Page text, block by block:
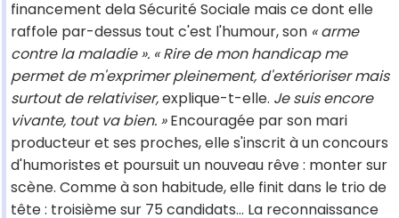
financement dela Sécurité Sociale mais ce dont elle
raffole par-dessus tout c'est l'humour, son « arme
contre la maladie ». « Rire de mon handicap me
permet de m'exprimer pleinement, d'extérioriser mais
surtout de relativiser,explique-t-elle. Je suis encore
vivante, tout va bien. »Encouragée par son mari
producteur et ses proches, elle s'inscrit à un concours
d'humoristes et poursuit un nouveau rêve : monter sur
scène. Comme à son habitude, elle finit dans le trio de
tête : troisième sur 75 candidats... La reconnaissance